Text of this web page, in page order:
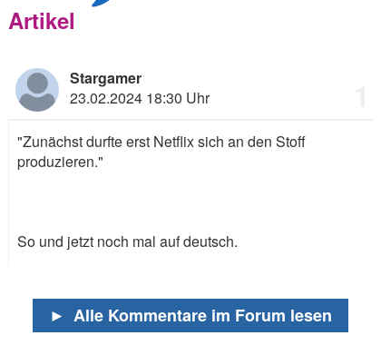
Artikel
Stargamer
23.02.2024 18:30 Uhr
"Zunächst durfte erst Netflix sich an den Stoff
produzieren."
So und jetzt noch mal auf deutsch.
► Alle Kommentare im Forum lesen